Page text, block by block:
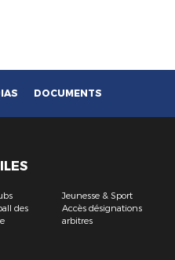
DOCUMENTS
des
Jeunesse & Sport
Accès désignations
arbitres